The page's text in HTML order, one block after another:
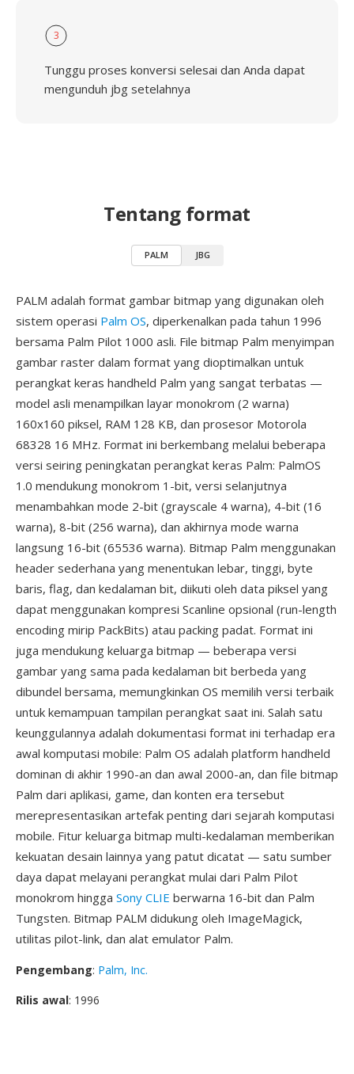
3
Tunggu proses konversi selesai dan Anda dapat
mengunduh jbg setelahnya
Tentang format
PALM JBG
PALM adalah format gambar bitmap yang digunakan oleh
sistem operasi Palm OS, diperkenalkan pada tahun 1996
bersama Palm Pilot 1000 asli. File bitmap Palm menyimpan
gambar raster dalam format yang dioptimalkan untuk
perangkat keras handheld Palm yang sangat terbatas —
model asli menampilkan layar monokrom (2 warna)
160x160 piksel, RAM 128 KB, dan prosesor Motorola
68328 16 MHz. Format ini berkembang melalui beberapa
versi seiring peningkatan perangkat keras Palm: PalmOS
1.0 mendukung monokrom 1-bit, versi selanjutnya
menambahkan mode 2-bit (grayscale 4 warna), 4-bit (16
warna), 8-bit (256 warna), dan akhirnya mode warna
langsung 16-bit (65536 warna). Bitmap Palm menggunakan
header sederhana yang menentukan lebar, tinggi, byte
baris, flag, dan kedalaman bit, diikuti oleh data piksel yang
dapat menggunakan kompresi Scanline opsional (run-length
encoding mirip PackBits) atau packing padat. Format ini
juga mendukung keluarga bitmap — beberapa versi
gambar yang sama pada kedalaman bit berbeda yang
dibundel bersama, memungkinkan OS memilih versi terbaik
untuk kemampuan tampilan perangkat saat ini. Salah satu
keunggulannya adalah dokumentasi format ini terhadap era
awal komputasi mobile: Palm OS adalah platform handheld
dominan di akhir 1990-an dan awal 2000-an, dan file bitmap
Palm dari aplikasi, game, dan konten era tersebut
merepresentasikan artefak penting dari sejarah komputasi
mobile. Fitur keluarga bitmap multi-kedalaman memberikan
kekuatan desain lainnya yang patut dicatat — satu sumber
daya dapat melayani perangkat mulai dari Palm Pilot
monokrom hingga Sony CLIE berwarna 16-bit dan Palm
Tungsten. Bitmap PALM didukung oleh ImageMagick,
utilitas pilot-link, dan alat emulator Palm.
Pengembang: Palm, Inc.
Rilis awal: 1996